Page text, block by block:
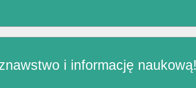
i informację naukową!